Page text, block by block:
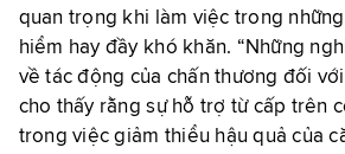
quan trọng khi làm việc trong
hiểm hay đầy khó khăn. “Những
về tác động của chấn thương đối
cho thấy rằng sự hỗ trợ từ cấp trên
trong việc giảm thiểu hậu quả của